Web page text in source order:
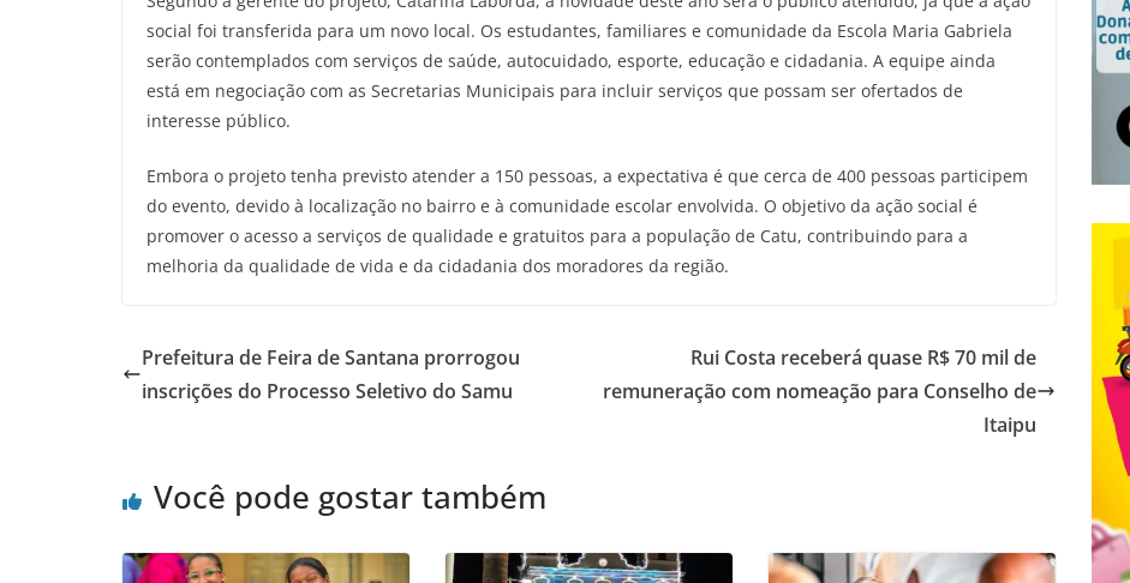
social foi transferida para um novo local. Os estudantes, familiares e comunidade da Escola Maria Gabriela
serão contemplados com serviços de saúde, autocuidado, esporte, educação e cidadania. A equipe ainda
está em negociação com as Secretarias Municipais para incluir serviços que possam ser ofertados de
interesse público.
Embora o projeto tenha previsto atender a 150 pessoas, a expectativa é que cerca de 400 pessoas participem
do evento, devido à localização no bairro e à comunidade escolar envolvida. O objetivo da ação social é
promover o acesso a serviços de qualidade e gratuitos para a população de Catu, contribuindo para a
melhoria da qualidade de vida e da cidadania dos moradores da região.
Prefeitura de Feira de Santana prorrogou
inscrições do Processo Seletivo do Samu
Rui Costa receberá quase R$ 70 mil de
remuneração com nomeação para Conselho de
Itaipu
Você pode gostar também